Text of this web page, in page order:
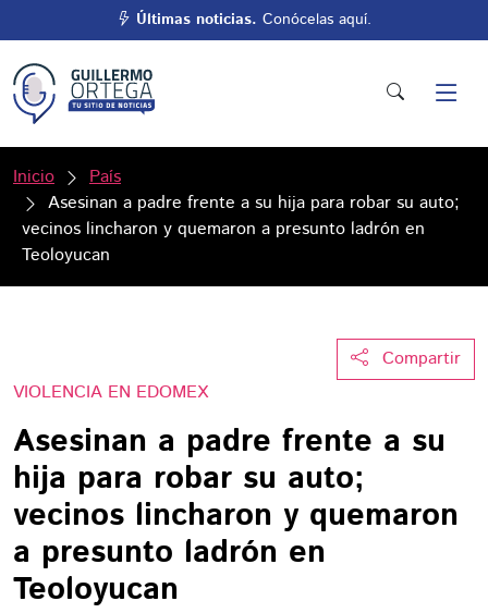
Últimas noticias. Conócelas aquí.
Inicio
País
Asesinan a padre frente a su hija para robar su auto;
vecinos lincharon y quemaron a presunto ladrón en
Teoloyucan
Compartir
VIOLENCIA EN EDOMEX
Asesinan a padre frente a su
hija para robar su auto;
vecinos lincharon y quemaron
a presunto ladrón en
Teoloyucan